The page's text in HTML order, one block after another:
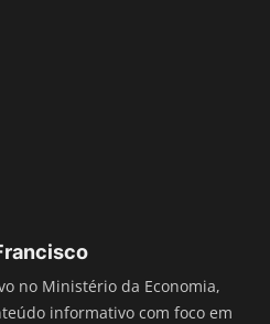
no Ministério da Economia,
informativo com foco em